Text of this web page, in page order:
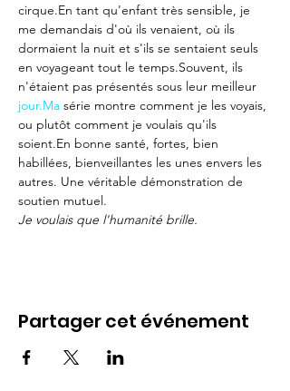
cirque.En tant qu'enfant très sensible, je
me demandais d'où ils venaient, où ils
dormaient la nuit et s'ils se sentaient seuls
en voyageant tout le temps.Souvent, ils
n'étaient pas présentés sous leur meilleur
jour.Ma série montre comment je les voyais,
ou plutôt comment je voulais qu'ils
soient.En bonne santé, fortes, bien
habillées, bienveillantes les unes envers les
autres. Une véritable démonstration de
soutien mutuel.
Je voulais que l'humanité brille.
Partager cet événement